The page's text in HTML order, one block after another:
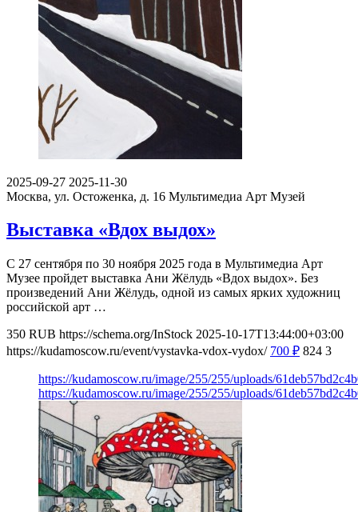
2025-09-27 2025-11-30
Москва, ул. Остоженка, д. 16 Мультимедиа Арт Музей
Выставка «Вдох выдох»
С 27 сентября по 30 ноября 2025 года в Мультимедиа Арт
Музее пройдет выставка Ани Жёлудь «Вдох выдох». Без
произведений Ани Жёлудь, одной из самых ярких художниц
российской арт …
350 RUB https://schema.org/InStock 2025-10-17T13:44:00+03:00
https://kudamoscow.ru/event/vystavka-vdox-vydox/ 700 ₽ 824 3
https://kudamoscow.ru/image/255/255/uploads/
https://kudamoscow.ru/image/255/255/uploads/